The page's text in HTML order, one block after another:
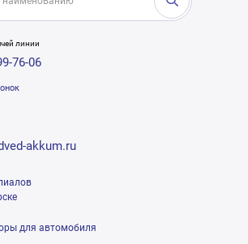
линии
76-06
akkum.ru
для автомобиля